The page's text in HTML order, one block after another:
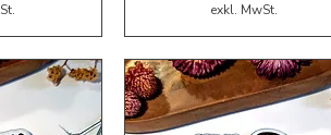
exkl. MwSt.